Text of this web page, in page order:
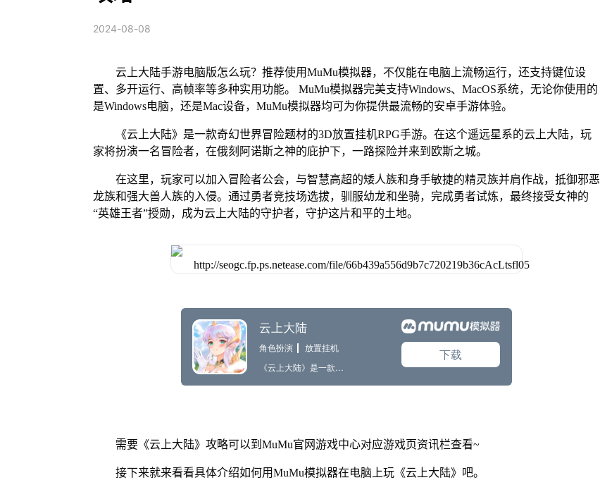
2024-08-08
云上大陆手游电脑版怎么玩？推荐使用MuMu模拟器，不仅能在电脑上流畅运行，还支持键位设
置、多开运行、高帧率等多种实用功能。 MuMu模拟器完美支持Windows、MacOS系统，无论你使用的
是Windows电脑，还是Mac设备，MuMu模拟器均可为你提供最流畅的安卓手游体验。
《云上大陆》是一款奇幻世界冒险题材的3D放置挂机RPG手游。在这个遥远星系的云上大陆，玩
家将扮演一名冒险者，在俄刻阿诺斯之神的庇护下，一路探险并来到欧斯之城。
在这里，玩家可以加入冒险者公会，与智慧高超的矮人族和身手敏捷的精灵族并肩作战，抵御邪恶
龙族和强大兽人族的入侵。通过勇者竞技场选拔，驯服幼龙和坐骑，完成勇者试炼，最终接受女神的
“英雄王者”授勋，成为云上大陆的守护者，守护这片和平的土地。
需要《云上大陆》攻略可以到MuMu官网游戏中心对应游戏页资讯栏查看~
接下来就来看看具体介绍如何用MuMu模拟器在电脑上玩《云上大陆》吧。